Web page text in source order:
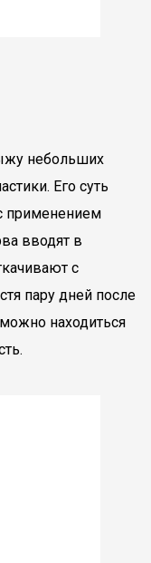
небольших
Его суть
применением
вводят в
с
пару дней после
находиться